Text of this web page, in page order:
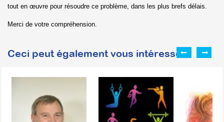
tout en œuvre pour résoudre ce problème, dans les plus brefs délais.
Merci de votre compréhension.
Ceci peut également vous intéresser :